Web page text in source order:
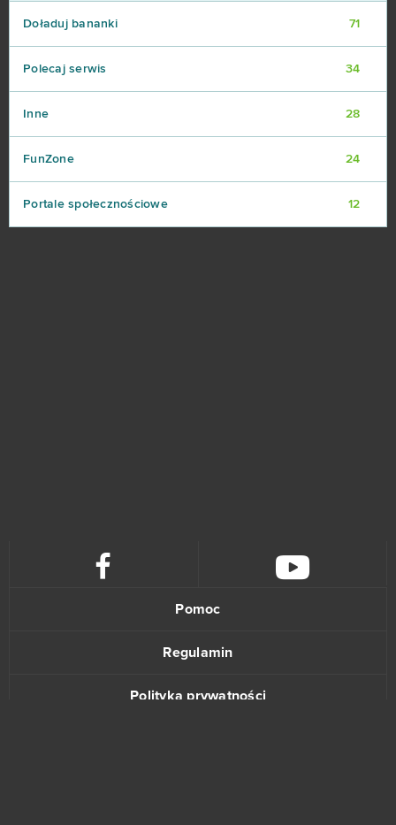
Doładuj bananki 71
Polecaj serwis 34
Inne 28
FunZone 24
Portale społecznościowe 12
Pomoc
Regulamin
Polityka prywatności